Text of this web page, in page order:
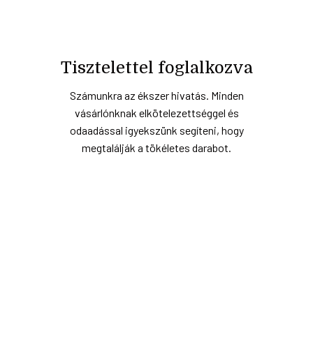
Tisztelettel foglalkozva
Számunkra az ékszer hivatás. Minden
vásárlónknak elkötelezettséggel és
odaadással igyekszünk segíteni, hogy
megtalálják a tökéletes darabot.